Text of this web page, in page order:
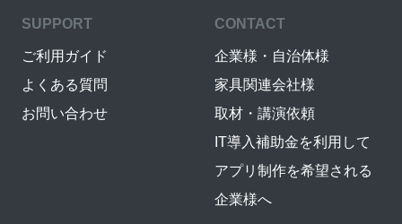
SUPPORT
ご利用ガイド
よくある質問
お問い合わせ
CONTACT
企業様・自治体様
家具関連会社様
取材・講演依頼
IT導入補助金を利用して
アプリ制作を希望される
企業様へ